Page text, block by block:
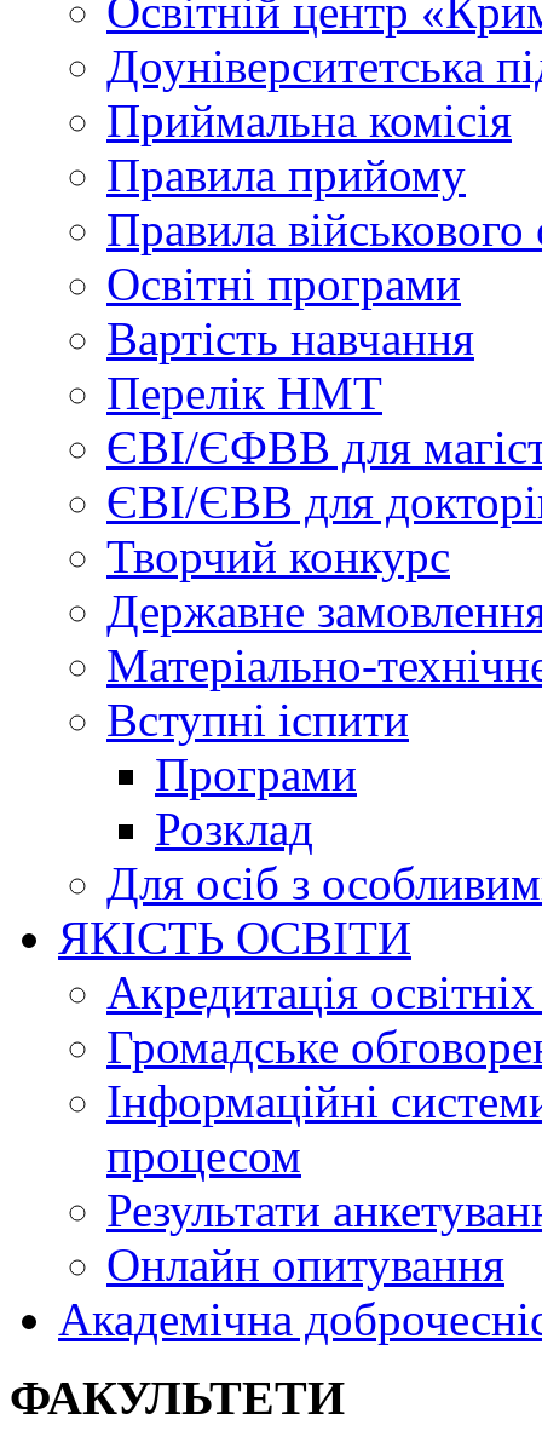
Освітній центр
Доуніверситетська
Приймальна комісія
Правила прийому
Правила військового
Освітні програми
Вартість навчання
Перелік НМТ
ЄВІ/ЄФВВ для
ЄВІ/ЄВВ для
Творчий конкурс
Державне
Матеріально-
Вступні іспити
Програми
Розклад
Для осіб з
ЯКІСТЬ ОСВІТИ
Акредитація
Громадське
Інформаційні
процесом
Результати
Онлайн опитування
Академічна
ФАКУЛЬТЕТИ